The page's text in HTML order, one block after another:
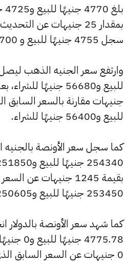
بمقدار 25 جنيهات عن
سجل 4755 جنيهًا للبيع و 4700 جنيهًا للشراء.
للبيع و56400 جنيهًا للشراء.
كما سجل سعر الأونصة بالجنيه
بقيمة 1245 جنيهات عن
253450 جنيهًا للبيع و250605 جنيهًا للشراء.
كما شهد سعر الأونصة بالدولار
4775.78